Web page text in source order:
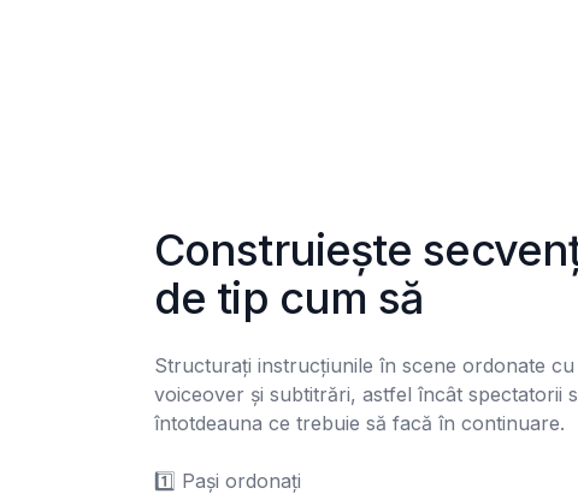
Construiește
de tip cum să
Structurați instrucțiunile în scene ordonate cu
voiceover și subtitrări, astfel încât spectatorii
întotdeauna ce trebuie să facă în continuare.
1️⃣ Pași ordonați